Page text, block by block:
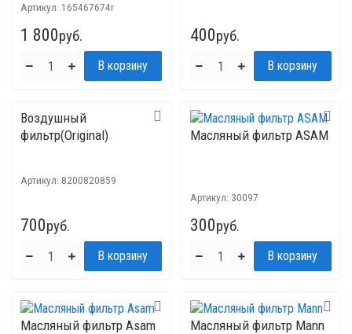
Артикул: 165467674r
1 800руб. 400руб.
Воздушный
фильтр(Original)
Артикул: 8200820859
700руб.
Масляный фильтр ASAM
Артикул: 30097
300руб.
Масляный фильтр Asam Масляный фильтр Mann